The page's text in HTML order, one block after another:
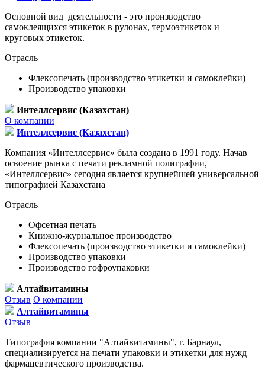
Основной вид деятельности - это производство
самоклеящихся этикеток в рулонах, термоэтикеток и
круговых этикеток.
Отрасль
Флексопечать (производство этикетки и самоклейки)
Производство упаковки
Интеллсервис (Казахстан)
О компании
Интеллсервис (Казахстан)
Компания «Интеллсервис» была создана в 1991 году. Начав
освоение рынка с печати рекламной полиграфии,
«Интеллсервис» сегодня является крупнейшей универсальной
типографией Казахстана
Отрасль
Офсетная печать
Книжно-журнальное производство
Флексопечать (производство этикетки и самоклейки)
Производство упаковки
Производство гофроупаковки
Алтайвитамины
Отзыв О компании
Алтайвитамины
Отзыв
Типография компании "Алтайвитамины", г. Барнаул,
специализируется на печати упаковки и этикетки для нужд
фармацевтического производства.